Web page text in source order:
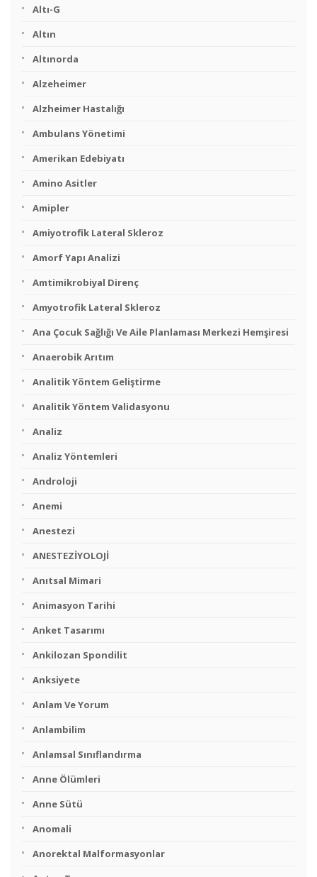
Altı-G
Altın
Altınorda
Alzeheimer
Alzheimer Hastalığı
Ambulans Yönetimi
Amerikan Edebiyatı
Amino Asitler
Amipler
Amiyotrofik Lateral Skleroz
Amorf Yapı Analizi
Amtimikrobiyal Direnç
Amyotrofik Lateral Skleroz
Ana Çocuk Sağlığı Ve Aile Planlaması Merkezi Hemşiresi
Anaerobik Arıtım
Analitik Yöntem Geliştirme
Analitik Yöntem Validasyonu
Analiz
Analiz Yöntemleri
Androloji
Anemi
Anestezi
ANESTEZİYOLOJİ
Anıtsal Mimari
Animasyon Tarihi
Anket Tasarımı
Ankilozan Spondilit
Anksiyete
Anlam Ve Yorum
Anlambilim
Anlamsal Sınıflandırma
Anne Ölümleri
Anne Sütü
Anomali
Anorektal Malformasyonlar